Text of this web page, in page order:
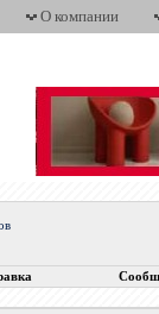
О компании